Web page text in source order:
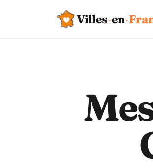
Villes·en·